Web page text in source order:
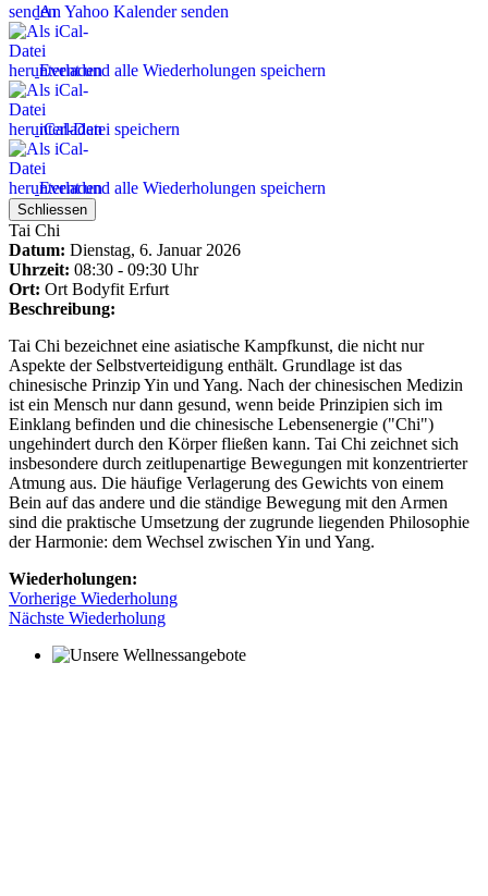
An Yahoo Kalender senden
Event und alle Wiederholungen speichern
iCal-Datei speichern
Event und alle Wiederholungen speichern
Schliessen
Tai Chi
Datum: Dienstag, 6. Januar 2026
Uhrzeit: 08:30 - 09:30 Uhr
Ort: Ort Bodyfit Erfurt
Beschreibung:
Tai Chi bezeichnet eine asiatische Kampfkunst, die nicht nur
Aspekte der Selbstverteidigung enthält. Grundlage ist das
chinesische Prinzip Yin und Yang. Nach der chinesischen Medizin
ist ein Mensch nur dann gesund, wenn beide Prinzipien sich im
Einklang befinden und die chinesische Lebensenergie ("Chi")
ungehindert durch den Körper fließen kann. Tai Chi zeichnet sich
insbesondere durch zeitlupenartige Bewegungen mit konzentrierter
Atmung aus. Die häufige Verlagerung des Gewichts von einem
Bein auf das andere und die ständige Bewegung mit den Armen
sind die praktische Umsetzung der zugrunde liegenden Philosophie
der Harmonie: dem Wechsel zwischen Yin und Yang.
Wiederholungen:
Vorherige Wiederholung
Nächste Wiederholung